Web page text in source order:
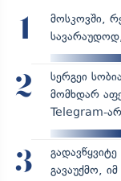
1
მოსკოვში,
2
სერგეი
მომხდარ
Telegram-
3
გავაუქმო,